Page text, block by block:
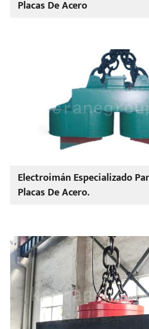
Placas De Acero
Electroimán Especializado
Placas De Acero.